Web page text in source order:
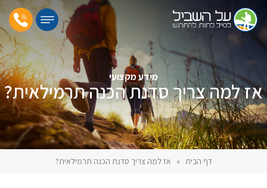
מידע מקצועי
אז למה צריך סדנת הכנה תרמילאית?
דף הבית » אז למה צריך סדנת הכנה תרמילאית?